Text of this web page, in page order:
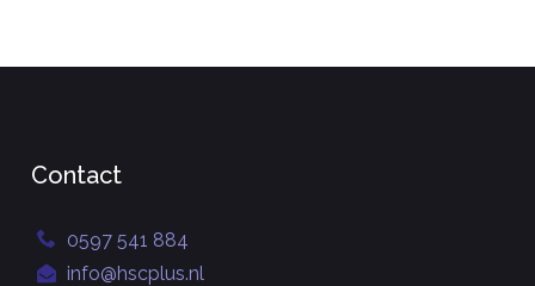
Contact
0597 541 884
info@hscplus.nl